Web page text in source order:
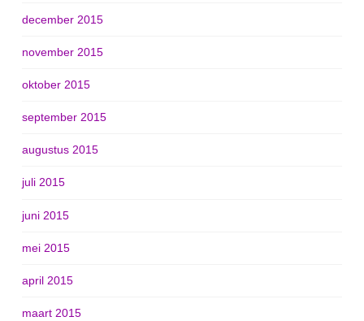
december 2015
november 2015
oktober 2015
september 2015
augustus 2015
juli 2015
juni 2015
mei 2015
april 2015
maart 2015